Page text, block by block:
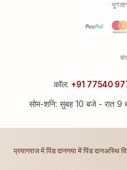
कॉल: +91 77540
सोम-शनि: सुबह 10 बजे - रात 9
प्रयागराज में पिंड दानगया में पिंड दानअस्थि